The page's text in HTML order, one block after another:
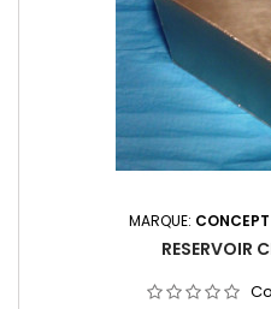
MARQUE:
RESERVOIR